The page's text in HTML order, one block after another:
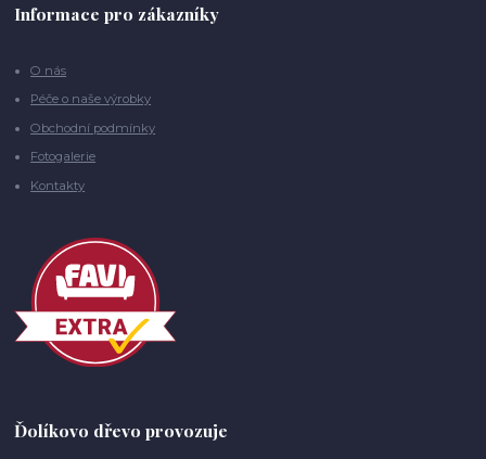
Informace pro zákazníky
O nás
Péče o naše výrobky
Obchodní podmínky
Fotogalerie
Kontakty
Ďolíkovo dřevo provozuje